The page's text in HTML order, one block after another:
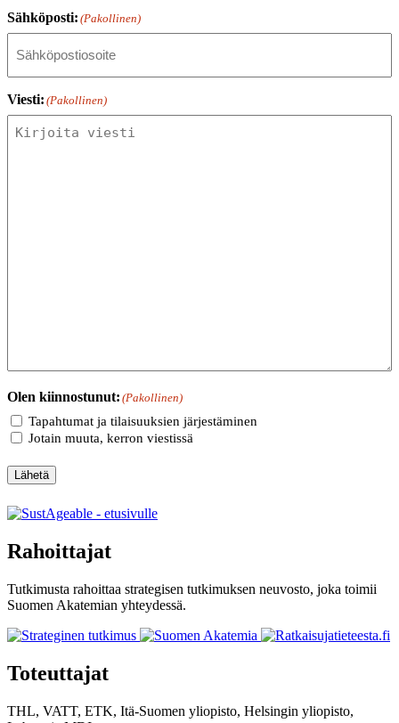
Sähköposti: (Pakollinen)
Viesti: (Pakollinen)
Olen kiinnostunut: (Pakollinen)
Tapahtumat ja tilaisuuksien järjestäminen
Jotain muuta, kerron viestissä
Lähetä
Rahoittajat
Tutkimusta rahoittaa strategisen tutkimuksen neuvosto, joka toimii
Suomen Akatemian yhteydessä.
Toteuttajat
THL, VATT, ETK, Itä-Suomen yliopisto, Helsingin yliopisto,